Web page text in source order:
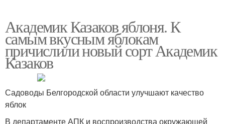
Академик Казаков яблоня. К
самым вкусным яблокам
причислили новый сорт Академик
Казаков
Садоводы Белгородской области улучшают качество
яблок
В департаменте АПК и воспроизводства окружающей